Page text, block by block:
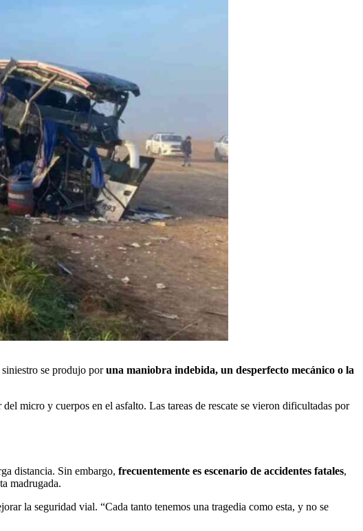
se produjo poruna maniobra indebida, un desperfecto mecánico o la
micro y cuerpos en el asfalto. Las tareas de rescate se vieron dificultadas por
distancia. Sin embargo, frecuentemente es escenario de accidentes fatales,
madrugada.
la seguridad vial. “Cada tanto tenemos una tragedia como esta, y no se